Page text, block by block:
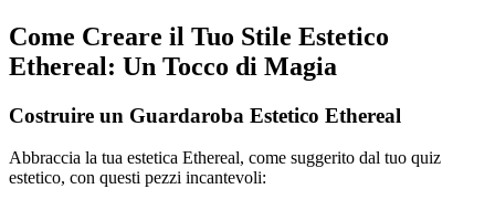
Come Creare il Tuo Stile Estetico
Ethereal: Un Tocco di Magia
Costruire un Guardaroba Estetico Ethereal
Abbraccia la tua estetica Ethereal, come suggerito dal tuo quiz
estetico, con questi pezzi incantevoli: